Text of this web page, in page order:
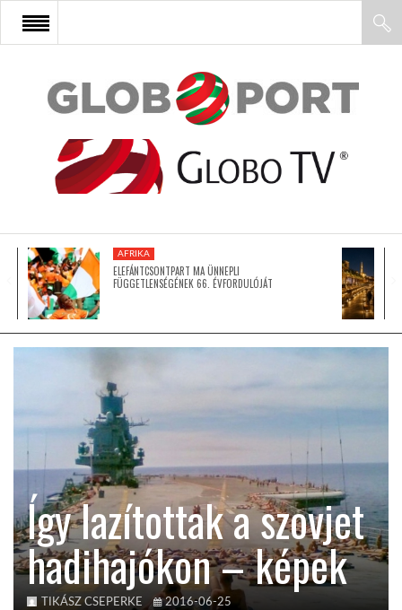
FŐOLDAL
AFRIKA
ÁZSIA
LATIN-AMERIKA
KÖZEL-KELET
AUSZTRÁLIA
A VILÁG ITTHON
AFRIKA
ELEFÁNTCSONTPART MA ÜNNEPLI
FÜGGETLENSÉGÉNEK 66. ÉVFORDULÓJÁT
Így lazítottak a szovjet
hadihajókon – képek
TIKÁSZ CSEPERKE 2016-06-25